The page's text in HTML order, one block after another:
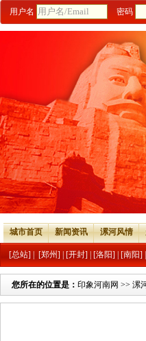
用户名 密码
城市首页 新闻资讯 漯河风情
[总站] [郑州] [开封] [洛阳] [南阳]
您所在的位置是： 印象河南网 >> 漯